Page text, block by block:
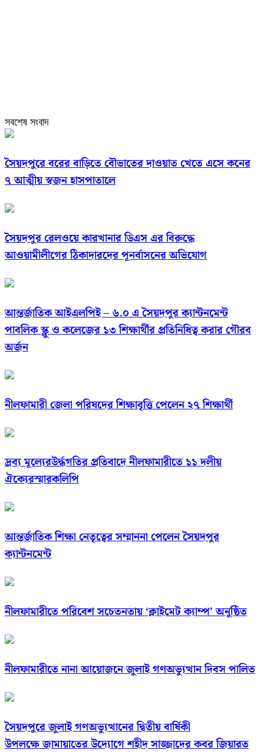
সবশেষ সংবাদ
সৈয়দপুরে বরের বাড়িতে বৌভাতের দাওয়াত খেতে এসে কনের
৭ আত্মীয় স্বজন হাসপাতালে
সৈয়দপুর রেলওয়ে কারখানার ডিএস এর বিরুদ্ধে
আওয়ামীলীগের ঠিকাদারদের পূনর্বাসনের অভিযোগ
আন্তর্জাতিক আইএলপিই – ৬.০ এ সৈয়দপুর ক্যান্টনমেন্ট
পাবলিক স্ক্লু ও কলেজের ১৩ শিক্ষার্থীর প্রতিনিধিত্ব করার গৌরব
অর্জন
নীলফামারী জেলা পরিষদের শিক্ষাবৃত্তি পেলেন ২৭ শিক্ষার্থী
দ্রব্য মূল্যেরউর্দ্ধগতির প্রতিবাদে নীলফামারীতে ১১ দলীয়
ঐক্যেরস্মারকলিপি
আন্তর্জাতিক শিক্ষা নেতৃত্বের সম্মাননা পেলেন সৈয়দপুর
ক্যান্টনমেন্ট
নীলফামারীতে পরিবেশ সচেতনতায় ‘ক্লাইমেট ক্যাম্প’ অনুষ্ঠিত
নীলফামারীতে নানা আয়োজনে জুলাই গণঅভ্যুত্থান দিবস পালিত
সৈয়দপুরে জুলাই গণঅভ্যুত্থানের দ্বিতীয় বার্ষিকী
উপলক্ষে জামায়াতের উদ্যোগে শহীদ সাজ্জাদের কবর জিয়ারত